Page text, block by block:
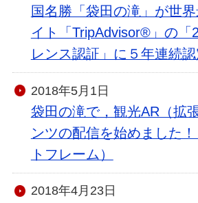
国名勝「袋田の滝」が世
イト「TripAdvisor®」の「
レンス認証」に５年連続
2018年5月1日
袋田の滝で，観光AR（拡
ンツの配信を始めました
トフレーム）
2018年4月23日